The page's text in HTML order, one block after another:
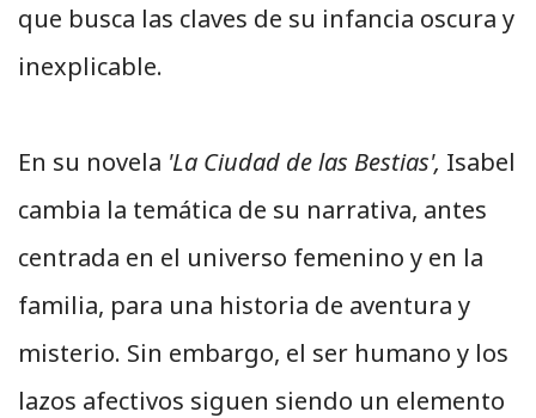
que busca las claves de su infancia oscura y
inexplicable.
En su novela 'La Ciudad de las Bestias', Isabel
cambia la temática de su narrativa, antes
centrada en el universo femenino y en la
familia, para una historia de aventura y
misterio. Sin embargo, el ser humano y los
lazos afectivos siguen siendo un elemento